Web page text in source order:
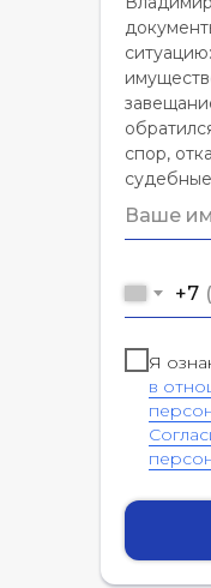
спор,
+7
Я
в